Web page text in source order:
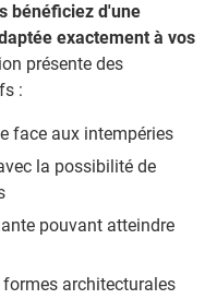
bénéficiez d'une
exactement à vos
présente des
:
face aux intempéries
la possibilité de
pouvant atteindre
architecturales